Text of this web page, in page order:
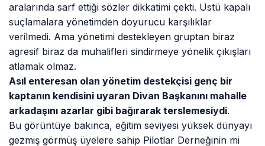
aralarında sarf ettiği sözler dikkatimi çekti. Üstü kapalı
suçlamalara yönetimden doyurucu karşılıklar
verilmedi. Ama yönetimi destekleyen gruptan biraz
agresif biraz da muhalifleri sindirmeye yönelik çıkışları
atlamak olmaz.
Asıl enteresan olan yönetim destekçisi genç bir
kaptanın kendisini uyaran Divan Başkanını mahalle
arkadaşını azarlar gibi bağırarakterslemesiydi.
Bu görüntüye bakınca, eğitim seviyesi yüksek dünyayı
gezmiş görmüş üyelere sahip Pilotlar Derneğinin mi